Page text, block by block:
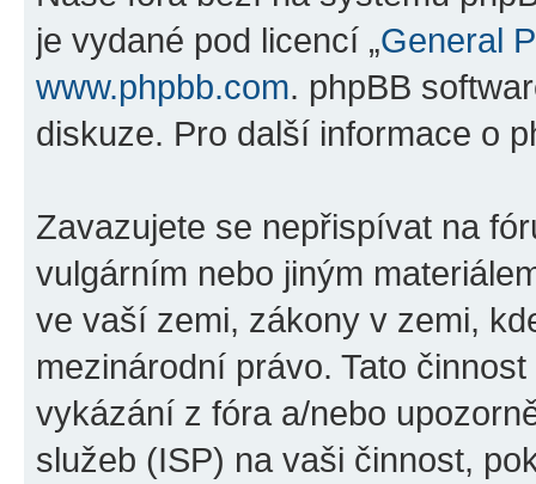
je vydané pod licencí „General
www.phpbb.com. phpBB
diskuze. Pro další informace o
Zavazujete se nepřispívat na
vulgárním nebo jiným
ve vaší zemi, zákony v zemi,
mezinárodní právo. Tato
vykázání z fóra a/nebo
služeb (ISP) na vaši činnost,